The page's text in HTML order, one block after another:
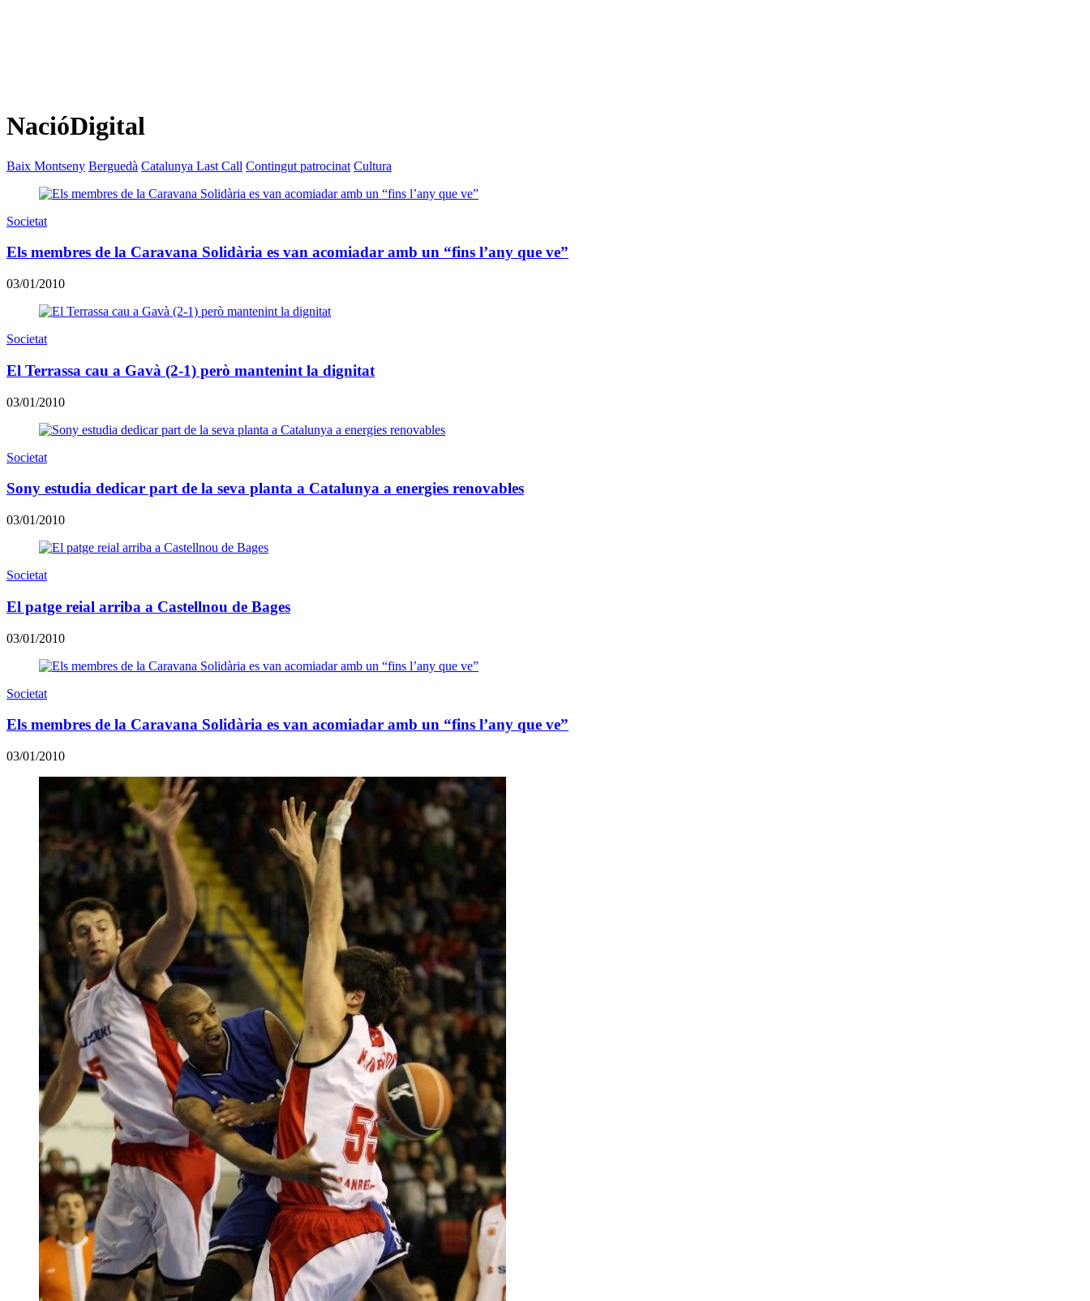
NacióDigital
Baix Montseny Berguedà Catalunya Last Call Contingut patrocinat Cultura
Societat
Els membres de la Caravana Solidària es van acomiadar amb un “fins l’any que ve”
03/01/2010
Societat
El Terrassa cau a Gavà (2-1) però mantenint la dignitat
03/01/2010
Societat
Sony estudia dedicar part de la seva planta a Catalunya a energies renovables
03/01/2010
Societat
El patge reial arriba a Castellnou de Bages
03/01/2010
Societat
Els membres de la Caravana Solidària es van acomiadar amb un “fins l’any que ve”
03/01/2010